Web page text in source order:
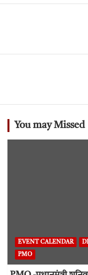
You may Missed
EVENT CALENDAR
PMO